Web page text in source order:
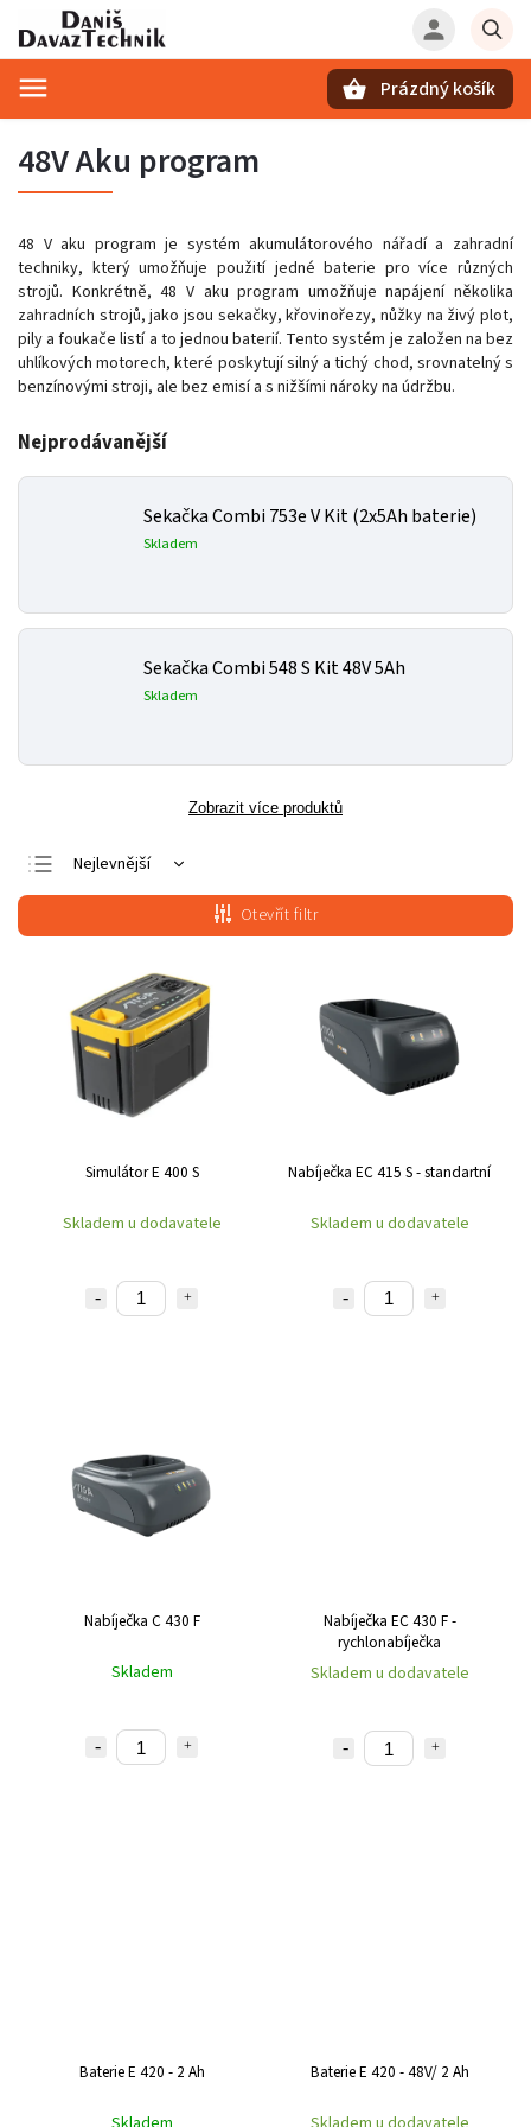
Prázdný košík
48V Aku program
48 V aku program je systém akumulátorového nářadí a zahradní
techniky, který umožňuje použití jedné baterie pro více různých
strojů. Konkrétně, 48 V aku program umožňuje napájení několika
zahradních strojů, jako jsou sekačky, křovinořezy, nůžky na živý plot,
pily a foukače listí a to jednou baterií. Tento systém je založen na bez
uhlíkových motorech, které poskytují silný a tichý chod, srovnatelný s
benzínovými stroji, ale bez emisí a s nižšími nároky na údržbu.
Nejprodávanější
Sekačka Combi 753e V Kit (2x5Ah baterie)
Skladem
Sekačka Combi 548 S Kit 48V 5Ah
Skladem
Zobrazit více produktů
Nejlevnější
Nejdražší
Nejprodávanější
Abecedně
Otevřít filtr
Simulátor E 400 S
Skladem u dodavatele
Nabíječka EC 415 S - standartní
Skladem u dodavatele
Nabíječka C 430 F
Skladem
Nabíječka EC 430 F -
rychlonabíječka
Skladem u dodavatele
Baterie E 420 - 2 Ah Baterie E 420 - 48V/ 2 Ah